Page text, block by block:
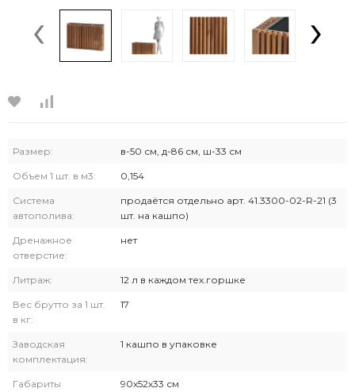
‹ ›
Размер: в-50 см, д-86 см, ш-33 см
Объем 1 шт. в м3: 0,154
Система
автополива:
продаётся отдельно арт. 41.3300-02-R-21 (3
шт. на кашпо)
Дренажное
отверстие:
нет
Литраж: 12 л в каждом тех.горшке
Вес брутто за 1 шт.
в кг:
17
Заводская
комплектация:
1 кашпо в упаковке
Габариты
90х52х33 см